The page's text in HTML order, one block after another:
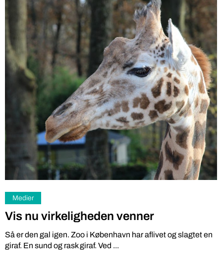
Medier
Vis nu virkeligheden venner
Så er den gal igen. Zoo i København har aflivet og slagtet en
giraf. En sund og rask giraf. Ved ...